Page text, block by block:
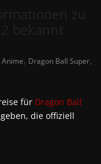
Anime, Dragon Ball Super,
für Dragon Ball
die offiziell